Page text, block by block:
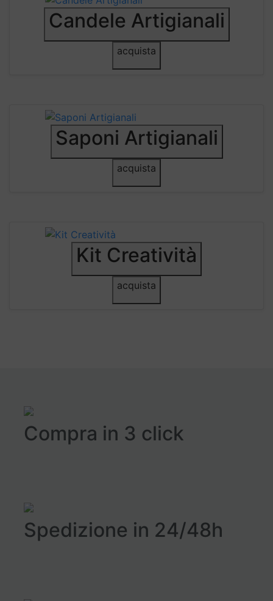
Candele Artigianali
acquista
Saponi Artigianali
acquista
Kit Creatività
acquista
Compra in 3 click
Spedizione in 24/48h